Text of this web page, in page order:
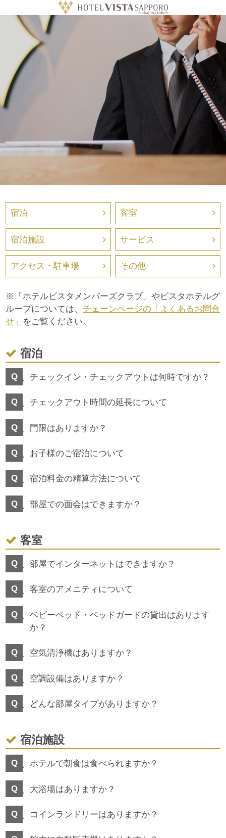
宿泊 客室
宿泊施設 サービス
アクセス・駐車場 その他
※「ホテルビスタメンバーズクラブ」やビスタホテルグ
ループについては、 チェーンページの「よくあるお問合
せ」 をご覧ください。
宿泊
チェックイン・チェックアウトは何時ですか？
チェックアウト時間の延長について
門限はありますか？
お子様のご宿泊について
宿泊料金の精算方法について
部屋での面会はできますか？
客室
部屋でインターネットはできますか？
客室のアメニティについて
ベビーベッド・ベッドガードの貸出はあります
か？
空気清浄機はありますか？
空調設備はありますか？
どんな部屋タイプがありますか？
宿泊施設
ホテルで朝食は食べられますか？
大浴場はありますか？
コインランドリーはありますか？